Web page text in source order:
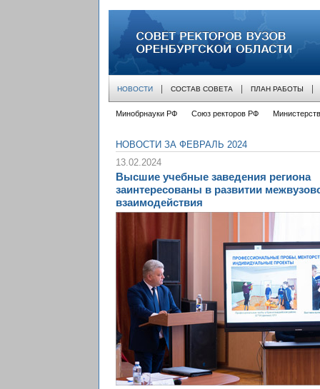
совет ректоров вузов оренбургской
НОВОСТИ СОСТАВ СОВЕТА ПЛАН РАБОТЫ
Минобрнауки РФ Союз ректоров РФ
НОВОСТИ ЗА ФЕВРАЛЬ 2024
13.02.2024
Высшие учебные заведения региона
заинтересованы в развитии
взаимодействия